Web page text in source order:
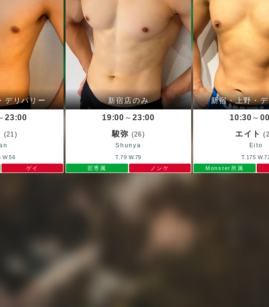
デリバリー
23:00
(21)
W.56
ゲイ
新宿店のみ
19:00 ～ 23:00
駿弥 (26)
Shunya
T.79 W.79
匠専属
ノンケ
新宿・上野・
10:30 ～
エイト
Eito
T.175
Monster所属